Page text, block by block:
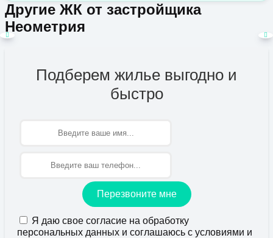
Другие ЖК от застройщика
Неометрия
Подберем жилье выгодно и
быстро
Перезвоните мне
Я даю свое согласие на обработку
персональных данных и соглашаюсь с условиями и